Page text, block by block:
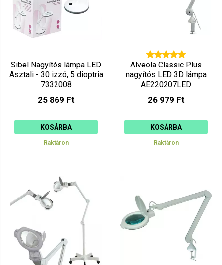
Sibel Nagyítós lámpa LED
Asztali - 30 izzó, 5 dioptria
7332008
25 869 Ft
KOSÁRBA
Raktáron
Alveola Classic Plus
nagyítós LED 3D lámpa
AE220207LED
26 979 Ft
KOSÁRBA
Raktáron